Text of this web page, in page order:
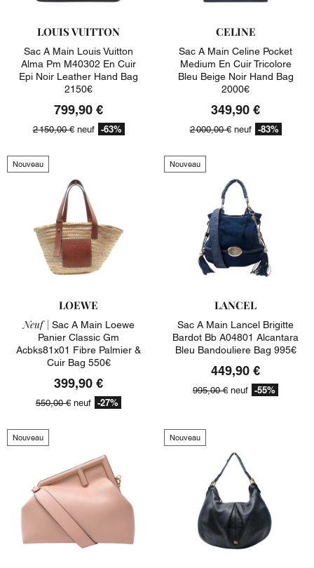
LOUIS VUITTON
Sac A Main Louis Vuitton
Alma Pm M40302 En Cuir
Epi Noir Leather Hand Bag
2150€
799,90 €
2 150,00 €neuf -63%
CELINE
Sac A Main Celine Pocket
Medium En Cuir Tricolore
Bleu Beige Noir Hand Bag
2000€
349,90 €
2 000,00 €neuf -83%
Nouveau
LOEWE
Neuf | Sac A Main Loewe
Panier Classic Gm
Acbks81x01 Fibre Palmier &
Cuir Bag 550€
399,90 €
550,00 € neuf -27%
Nouveau
LANCEL
Sac A Main Lancel Brigitte
Bardot Bb A04801 Alcantara
Bleu Bandouliere Bag 995€
449,90 €
995,00 € neuf -55%
Nouveau Nouveau